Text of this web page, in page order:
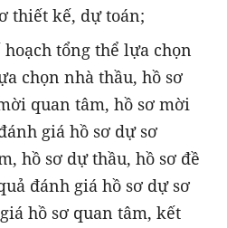
thiết kế, dự toán;
tổng thể lựa chọn
chọn nhà thầu, hồ sơ
quan tâm, hồ sơ mời
giá hồ sơ dự sơ
hồ sơ dự thầu, hồ sơ đề
đánh giá hồ sơ dự sơ
hồ sơ quan tâm, kết